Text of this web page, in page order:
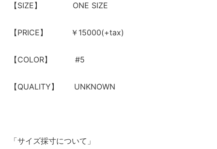
【SIZE】 ONE SIZE
【PRICE】 ￥15000(+tax)
【COLOR】 #5
【QUALITY】 UNKNOWN
「サイズ採寸について」